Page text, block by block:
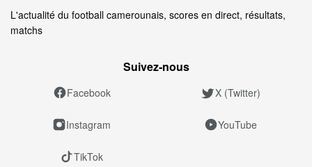
L'actualité du football camerounais, scores en direct, résultats,
matchs
Suivez‑nous
Facebook X (Twitter)
Instagram YouTube
TikTok